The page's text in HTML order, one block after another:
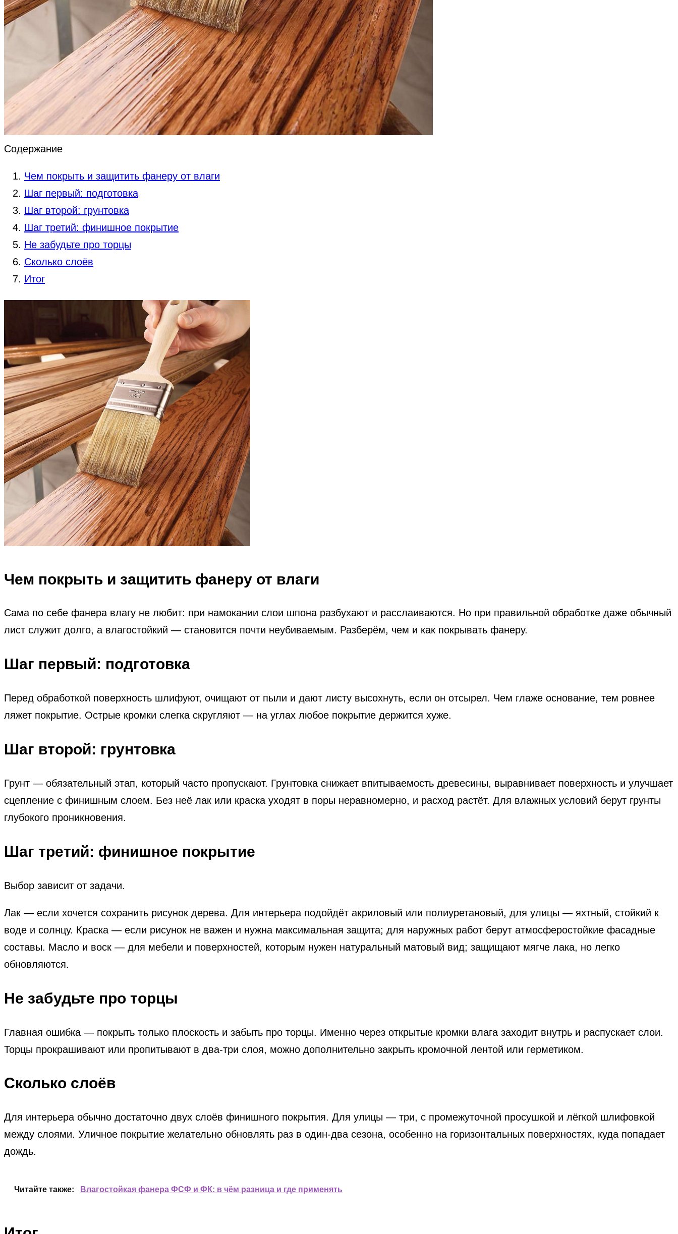
Содержание
Чем покрыть и защитить фанеру от влаги
Шаг первый: подготовка
Шаг второй: грунтовка
Шаг третий: финишное покрытие
Не забудьте про торцы
Сколько слоёв
Итог
Чем покрыть и защитить фанеру от влаги
Сама по себе фанера влагу не любит: при намокании слои шпона разбухают и расслаиваются. Но при правильной обработке даже обычный
лист служит долго, а влагостойкий — становится почти неубиваемым. Разберём, чем и как покрывать фанеру.
Шаг первый: подготовка
Перед обработкой поверхность шлифуют, очищают от пыли и дают листу высохнуть, если он отсырел. Чем глаже основание, тем ровнее
ляжет покрытие. Острые кромки слегка скругляют — на углах любое покрытие держится хуже.
Шаг второй: грунтовка
Грунт — обязательный этап, который часто пропускают. Грунтовка снижает впитываемость древесины, выравнивает поверхность и улучшает
сцепление с финишным слоем. Без неё лак или краска уходят в поры неравномерно, и расход растёт. Для влажных условий берут грунты
глубокого проникновения.
Шаг третий: финишное покрытие
Выбор зависит от задачи.
Лак — если хочется сохранить рисунок дерева. Для интерьера подойдёт акриловый или полиуретановый, для улицы — яхтный, стойкий к
воде и солнцу. Краска — если рисунок не важен и нужна максимальная защита; для наружных работ берут атмосферостойкие фасадные
составы. Масло и воск — для мебели и поверхностей, которым нужен натуральный матовый вид; защищают мягче лака, но легко
обновляются.
Не забудьте про торцы
Главная ошибка — покрыть только плоскость и забыть про торцы. Именно через открытые кромки влага заходит внутрь и распускает слои.
Торцы прокрашивают или пропитывают в два-три слоя, можно дополнительно закрыть кромочной лентой или герметиком.
Сколько слоёв
Для интерьера обычно достаточно двух слоёв финишного покрытия. Для улицы — три, с промежуточной просушкой и лёгкой шлифовкой
между слоями. Уличное покрытие желательно обновлять раз в один-два сезона, особенно на горизонтальных поверхностях, куда попадает
дождь.
Читайте также: Влагостойкая фанера ФСФ и ФК: в чём разница и где применять